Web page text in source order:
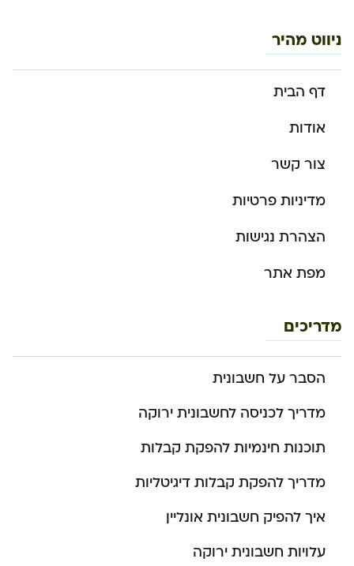
ניווט מהיר
דף הבית
אודות
צור קשר
מדיניות פרטיות
הצהרת נגישות
מפת אתר
מדריכים
הסבר על חשבונית
מדריך לכניסה לחשבונית ירוקה
תוכנות חינמיות להפקת קבלות
מדריך להפקת קבלות דיגיטליות
איך להפיק חשבונית אונליין
עלויות חשבונית ירוקה